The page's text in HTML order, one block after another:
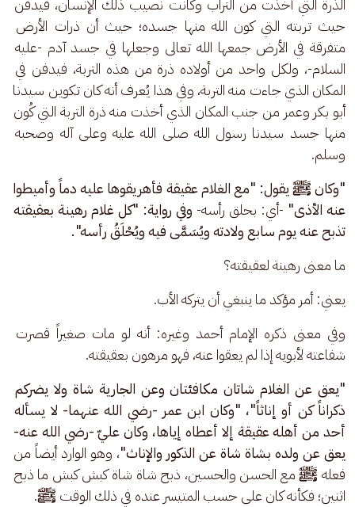
حيث تربته التي كون الله منها جسده؛ حيث أن ذرات الأرض
متفرقة في الأرض جمعها الله تعالى وجعلها في جسد آدم -عليه
السلام-، ولكل واحد من أولاده ذرة من هذه التربة، فيدفن في
المكان الذي جاءت منه التربة، وفي هذا يُعرف أنه كان تكوين سيدنا
أبو بكر وعمر من جنب المكان الذي أخذت منه ذرة التربة التي كُون
منها جسد سيدنا رسول الله صلى الله عليه وعلى آله وصحبه
وسلم.
"وكان ﷺ يقول: "مع الغلام عقيقة فأهريقوها عليه دماً وأميطوا
عنه الأذى" -أي: بحلق رأسه- وفي رواية: "كل غلام رهينة بعقيقته
تذبح عنه يوم سابع ولادته ويُسَمَّى فيه ويُحْلَقُ رأسه".
ما معنى رهينة لعقيقته؟
يعني: أمر مؤكد ما ينبغي أن يتركه الأب.
وفي معنى ذكره الإمام أحمد وغيره: أنه لو مات صغيراً قصرت
شفاعته لأبويه إذا لم يعقوا عنه، فهو مرهون بعقيقته.
"يعق عن الغلام شاتان مكافئتان وعن الجارية شاة ولا يضركم
ذكراناً كن أو إناثاً"، "وكان ابن عمر -رضي الله عنهما- لا يسأله
أحد من أهله عقيقة إلا أعطاه إياها، وكان عليّ -رضي الله عنه-
يعق عن ولده بشاة شاة عن الذكور والإناث"، وهو الوارد أيضاً من
فعله ﷺ مع الحسن والحسين، ذبح شاة شاة كبش كبش ما ذبح
اثنين؛ فكأنه كان على حسب المتيسر عنده في ذلك الوقت ﷺ.